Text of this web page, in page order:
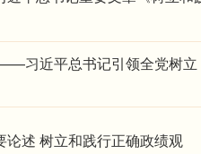
习近平总书记引领全党树立
论述 树立和践行正确政绩观